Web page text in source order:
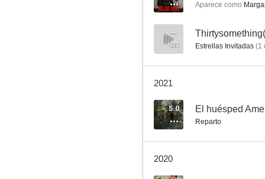
Bull
8.0
Aparece como
--
Estrellas Invitadas (1
2021
5.0 El huésped
Reparto
2020